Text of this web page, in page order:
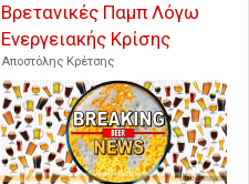
Βρετανικές Παμπ Λόγω
Ενεργειακής Κρίσης
Αποστόλης Κρέτσης